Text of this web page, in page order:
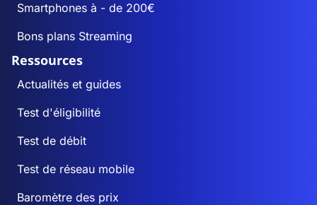
Smartphones à - de 200€
Bons plans Streaming
Ressources
Actualités et guides
Test d'éligibilité
Test de débit
Test de réseau mobile
Baromètre des prix